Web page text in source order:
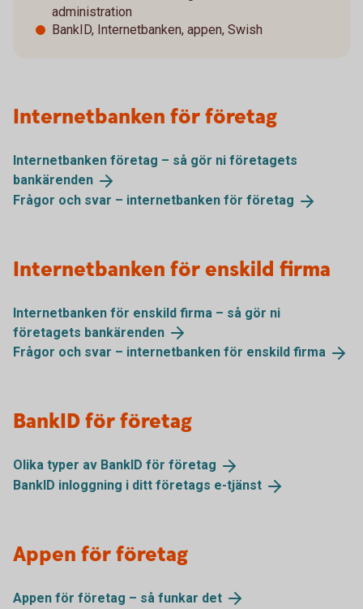
administration
BankID, Internetbanken, appen, Swish
Internetbanken för företag
Internetbanken företag – så gör ni företagets
bankärenden
Frågor och svar – internetbanken för företag
Internetbanken för enskild firma
Internetbanken för enskild firma – så gör ni
företagets bankärenden
Frågor och svar – internetbanken för enskild firma
BankID för företag
Olika typer av BankID för företag
BankID inloggning i ditt företags e-tjänst
Appen för företag
Appen för företag – så funkar det